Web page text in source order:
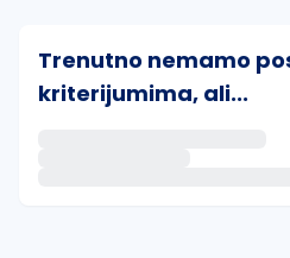
Trenutno nemamo
kriterijumima, ali...